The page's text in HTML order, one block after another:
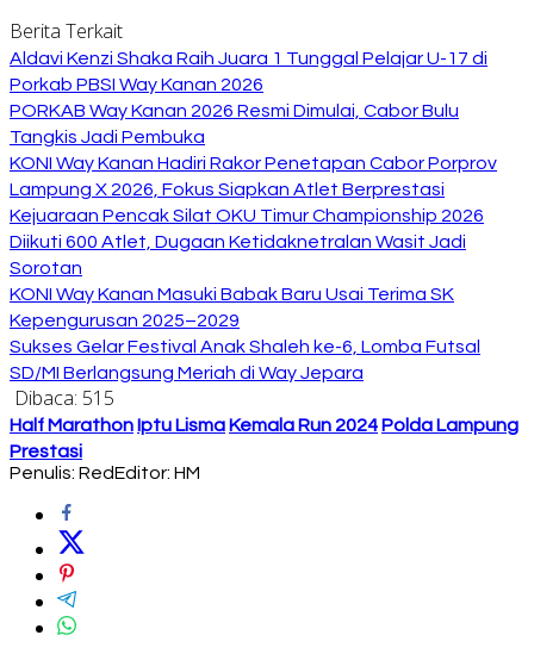
Berita Terkait
Aldavi Kenzi Shaka Raih Juara 1 Tunggal Pelajar U-17 di
Porkab PBSI Way Kanan 2026
PORKAB Way Kanan 2026 Resmi Dimulai, Cabor Bulu
Tangkis Jadi Pembuka
KONI Way Kanan Hadiri Rakor Penetapan Cabor Porprov
Lampung X 2026, Fokus Siapkan Atlet Berprestasi
Kejuaraan Pencak Silat OKU Timur Championship 2026
Diikuti 600 Atlet, Dugaan Ketidaknetralan Wasit Jadi
Sorotan
KONI Way Kanan Masuki Babak Baru Usai Terima SK
Kepengurusan 2025–2029
Sukses Gelar Festival Anak Shaleh ke-6, Lomba Futsal
SD/MI Berlangsung Meriah di Way Jepara
Dibaca: 515
Half Marathon Iptu Lisma Kemala Run 2024 Polda Lampung
Prestasi
Penulis: RedEditor: HM